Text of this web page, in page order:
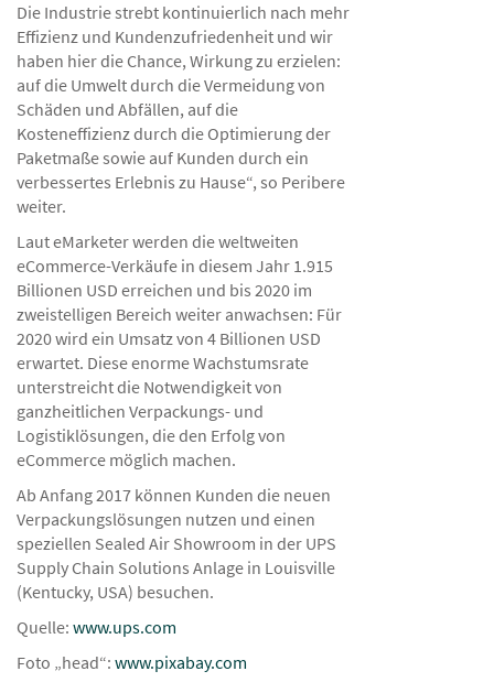
Die Industrie strebt kontinuierlich nach mehr
Effizienz und Kundenzufriedenheit und wir
haben hier die Chance, Wirkung zu erzielen:
auf die Umwelt durch die Vermeidung von
Schäden und Abfällen, auf die
Kosteneffizienz durch die Optimierung der
Paketmaße sowie auf Kunden durch ein
verbessertes Erlebnis zu Hause“, so Peribere
weiter.
Laut eMarketer werden die weltweiten
eCommerce-Verkäufe in diesem Jahr 1.915
Billionen USD erreichen und bis 2020 im
zweistelligen Bereich weiter anwachsen: Für
2020 wird ein Umsatz von 4 Billionen USD
erwartet. Diese enorme Wachstumsrate
unterstreicht die Notwendigkeit von
ganzheitlichen Verpackungs- und
Logistiklösungen, die den Erfolg von
eCommerce möglich machen.
Ab Anfang 2017 können Kunden die neuen
Verpackungslösungen nutzen und einen
speziellen Sealed Air Showroom in der UPS
Supply Chain Solutions Anlage in Louisville
(Kentucky, USA) besuchen.
Quelle: www.ups.com
Foto „head“: www.pixabay.com